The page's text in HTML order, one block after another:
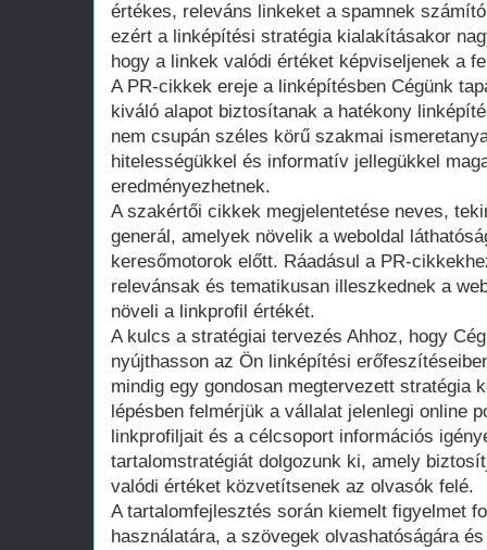
értékes, releváns linkeket a spamnek
ezért a linképítési stratégia kialakításakor
hogy a linkek valódi értéket képviseljenek a
A PR-cikkek ereje a linképítésben Cégünk
kiváló alapot biztosítanak a hatékony
nem csupán széles körű szakmai
hitelességükkel és informatív jellegükkel
eredményezhetnek.
A szakértői cikkek megjelentetése neves,
generál, amelyek növelik a weboldal
keresőmotorok előtt. Ráadásul a PR-
relevánsak és tematikusan illeszkednek a
növeli a linkprofil értékét.
A kulcs a stratégiai tervezés Ahhoz, hogy
nyújthasson az Ön linképítési
mindig egy gondosan megtervezett stratégia
lépésben felmérjük a vállalat jelenlegi online
linkprofiljait és a célcsoport információs
tartalomstratégiát dolgozunk ki, amely
valódi értéket közvetítsenek az olvasók felé.
A tartalomfejlesztés során kiemelt figyelmet
használatára, a szövegek olvashatóságára